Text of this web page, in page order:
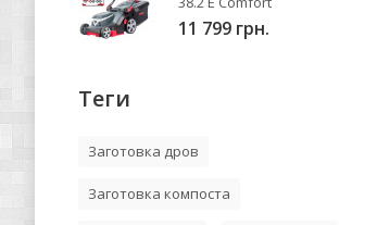
11 799 грн.
Теги
Заготовка дров
Заготовка компоста